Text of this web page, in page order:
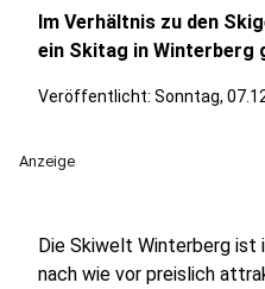
Im Verhältnis zu den
ein Skitag in Winterberg
Veröffentlicht: Sonntag,
Anzeige
Die Skiwelt Winterberg ist
nach wie vor preislich